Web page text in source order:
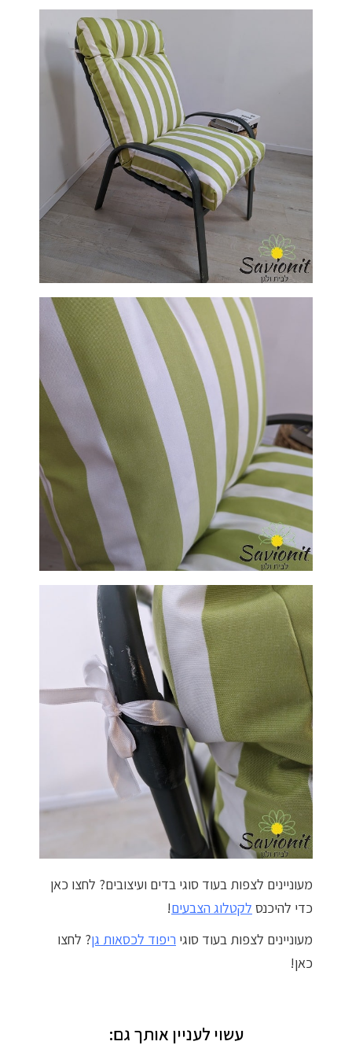
מעוניינים לצפות בעוד סוגי בדים ועיצובים? לחצו כאן
כדי להיכנס לקטלוג הצבעים!
מעוניינים לצפות בעוד סוגי ריפוד לכסאות גן? לחצו
כאן!
עשוי לעניין אותך גם: